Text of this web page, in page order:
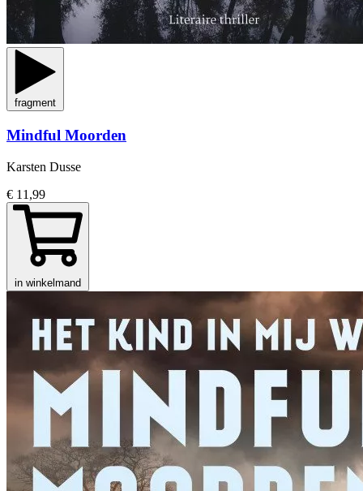
fragment
Mindful Moorden
Karsten Dusse
€ 11,99
in winkelmand